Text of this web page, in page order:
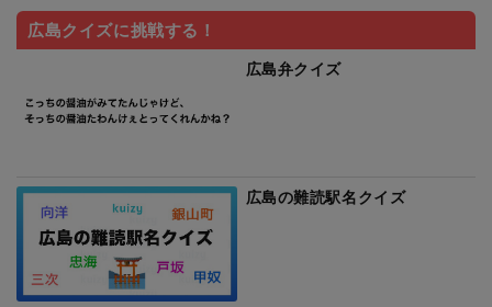
広島クイズに挑戦する！
広島弁クイズ
広島の難読駅名クイズ